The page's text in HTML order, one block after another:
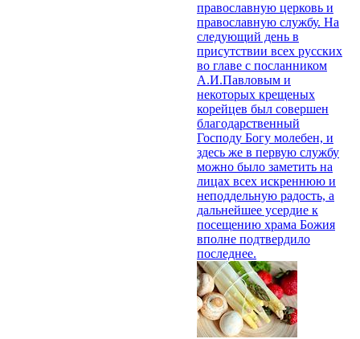
православную церковь и
православную службу. На
следующий день в
присутствии всех русских
во главе с посланником
А.И.Павловым и
некоторых крещеных
корейцев был совершен
благодарственный
Господу Богу молебен, и
здесь же в первую службу
можно было заметить на
лицах всех искреннюю и
неподдельную радость, а
дальнейшее усердие к
посещению храма Божия
вполне подтвердило
последнее.